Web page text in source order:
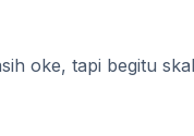
oke, tapi begitu